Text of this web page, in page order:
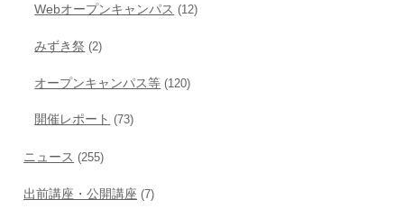
Webオープンキャンパス (12)
みずき祭 (2)
オープンキャンパス等 (120)
開催レポート (73)
ニュース (255)
出前講座・公開講座 (7)